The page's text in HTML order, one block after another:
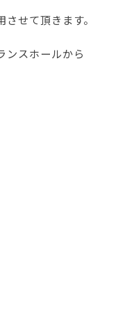
せて頂きます。
ンスホールから